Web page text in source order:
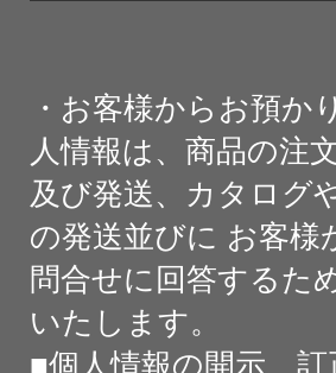
・お客様からお預か
人情報は、商品の注
及び発送、カタログ
の発送並びに お客様
問合せに回答するた
いたします。
■個人情報の開示、